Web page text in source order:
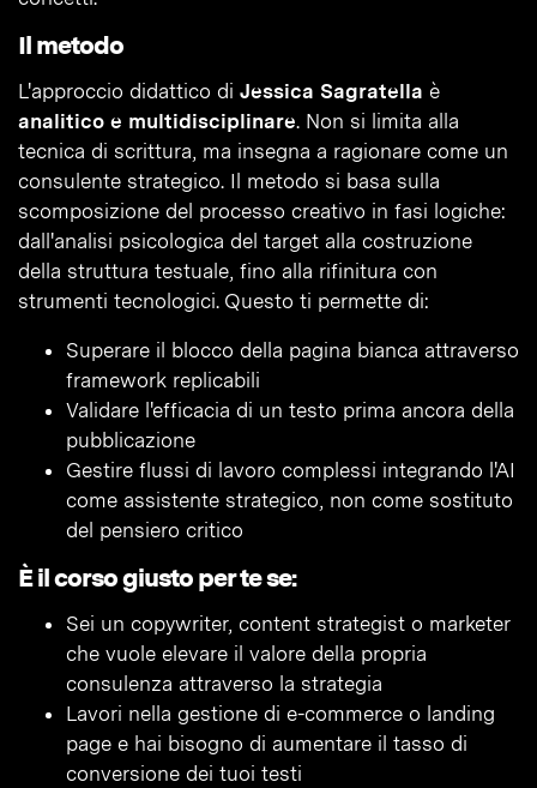
Il metodo
L'approccio didattico di Jessica Sagratella è
analitico e multidisciplinare. Non si limita alla
tecnica di scrittura, ma insegna a ragionare come un
consulente strategico. Il metodo si basa sulla
scomposizione del processo creativo in fasi logiche:
dall'analisi psicologica del target alla costruzione
della struttura testuale, fino alla rifinitura con
strumenti tecnologici. Questo ti permette di:
Superare il blocco della pagina bianca attraverso
framework replicabili
Validare l'efficacia di un testo prima ancora della
pubblicazione
Gestire flussi di lavoro complessi integrando l'AI
come assistente strategico, non come sostituto
del pensiero critico
È il corso giusto per te se:
Sei un copywriter, content strategist o marketer
che vuole elevare il valore della propria
consulenza attraverso la strategia
Lavori nella gestione di e-commerce o landing
page e hai bisogno di aumentare il tasso di
conversione dei tuoi testi